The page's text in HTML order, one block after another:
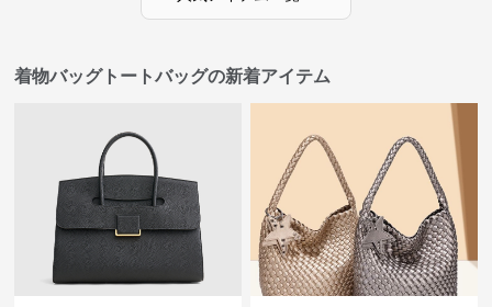
着物バッグトートバッグの新着アイテム